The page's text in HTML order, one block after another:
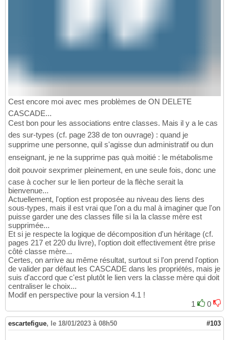
Cest encore moi avec mes problèmes de ON DELETE
CASCADE...
Cest bon pour les associations entre classes. Mais il y a le cas
des sur-types (cf. page 238 de ton ouvrage) : quand je
supprime une personne, quil s'agisse dun administratif ou dun
enseignant, je ne la supprime pas quà moitié : le métabolisme
doit pouvoir sexprimer pleinement, en une seule fois, donc une
case à cocher sur le lien porteur de la flèche serait la
bienvenue...
Actuellement, l'option est proposée au niveau des liens des
sous-types, mais il est vrai que l'on a du mal à imaginer que l'on
puisse garder une des classes fille si la la classe mère est
supprimée...
Et si je respecte la logique de décomposition d'un héritage (cf.
pages 217 et 220 du livre), l'option doit effectivement être prise
côté classe mère...
Certes, on arrive au même résultat, surtout si l'on prend l'option
de valider par défaut les CASCADE dans les propriétés, mais je
suis d'accord que c'est plutôt le lien vers la classe mère qui doit
centraliser le choix...
Modif en perspective pour la version 4.1 !
1
0
escartefigue, le 18/01/2023 à 08h50 #103